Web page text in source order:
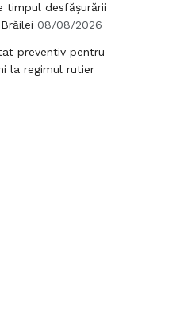
timpul desfășurării
08/08/2026
preventiv pentru
la regimul rutier